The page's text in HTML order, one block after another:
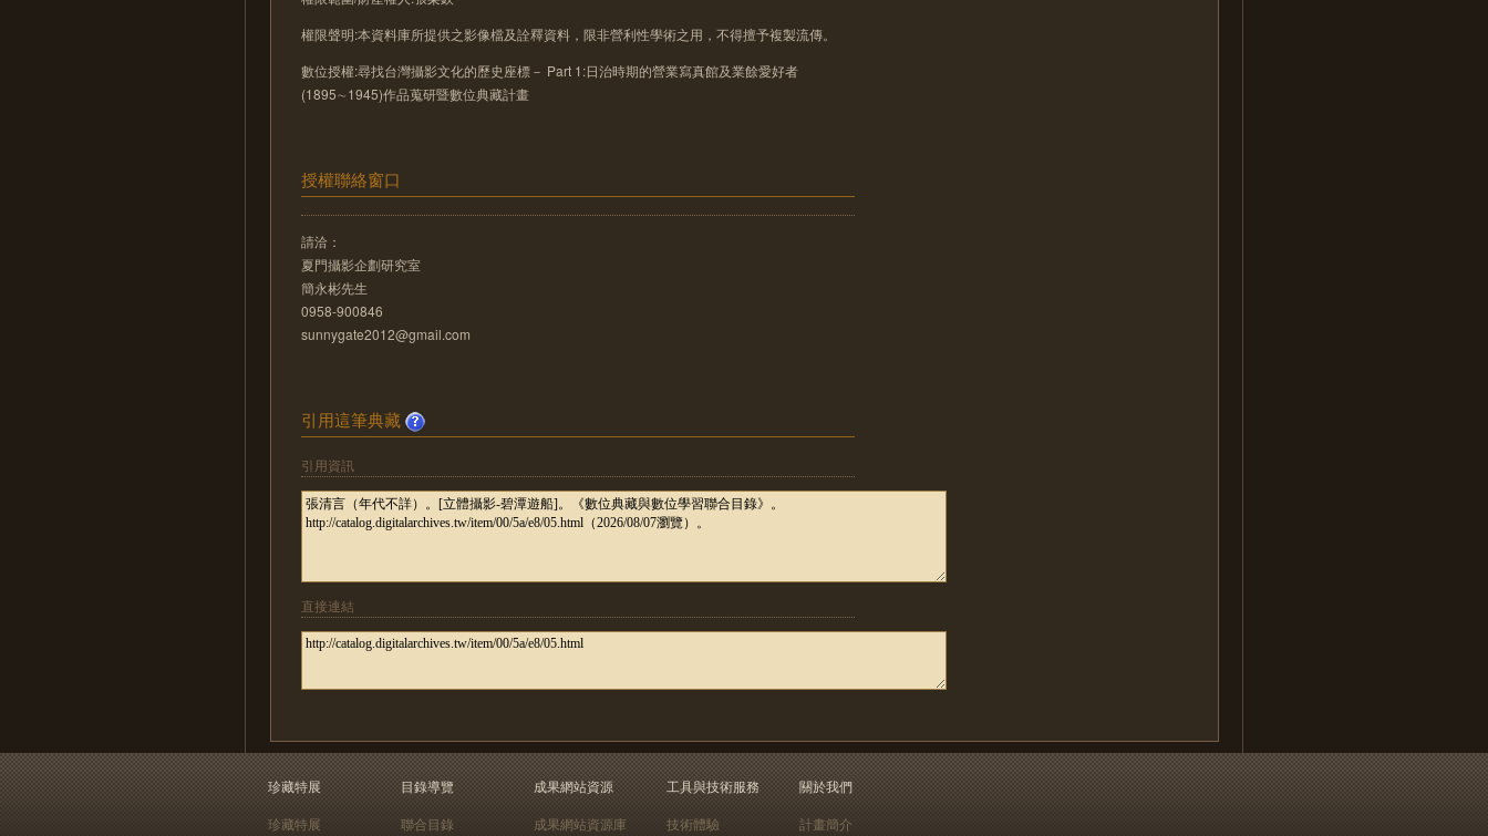
權限聲明:本資料庫所提供之影像檔及詮釋資料，限非營利性學術之用，不得擅予複製流傳。
數位授權:尋找台灣攝影文化的歷史座標－ Part 1:日治時期的營業寫真館及業餘愛好者
(1895∼1945)作品蒐研暨數位典藏計畫
授權聯絡窗口
請洽：
夏門攝影企劃研究室
簡永彬先生
0958-900846
sunnygate2012@gmail.com
引用這筆典藏
引用資訊
直接連結
珍藏特展
珍藏特展
目錄導覽
聯合目錄
成果網站資源
成果網站資源庫
工具與技術服務
技術體驗
關於我們
計畫簡介